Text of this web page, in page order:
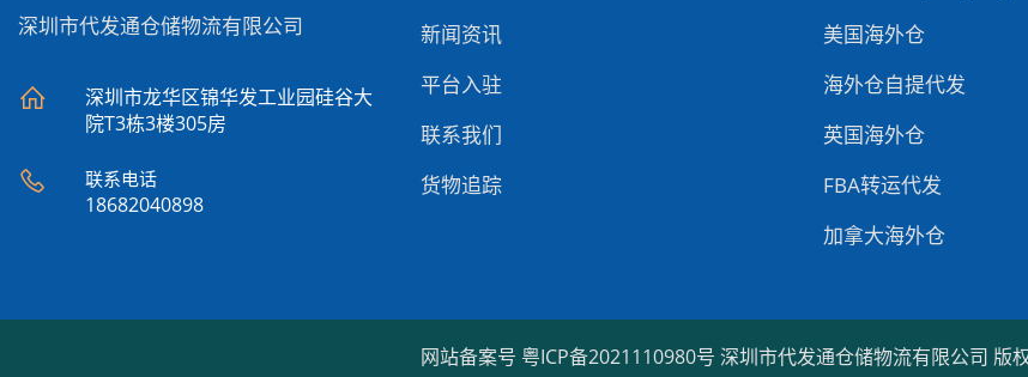
深圳市代发通仓储物流有限公司
深圳市龙华区锦华发工业园硅谷大
院T3栋3楼305房
联系电话
18682040898
新闻资讯
平台入驻
联系我们
货物追踪
美国海外仓
海外仓自提代发
英国海外仓
FBA转运代发
加拿大海外仓
网站备案号 粤ICP备2021110980号 深圳市代发通仓储物流有限公司 版